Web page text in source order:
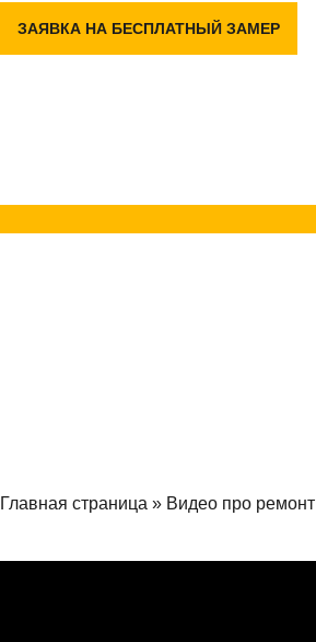
ЗАЯВКА НА БЕСПЛАТНЫЙ ЗАМЕР
Главная страница » Видео про ремонт